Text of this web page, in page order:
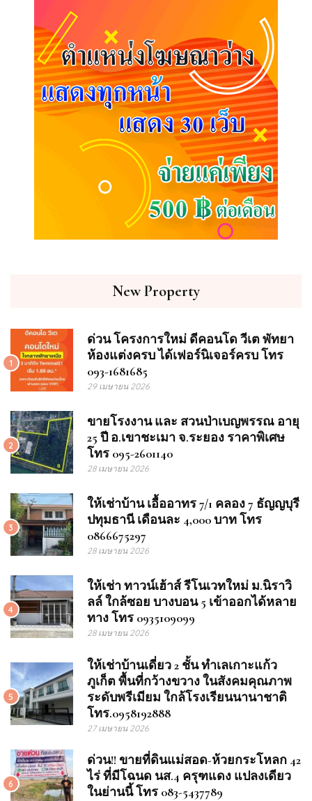
New Property
1
ด่วน โครงการใหม่ ดีคอนโด วีเต พัทยา
ห้องแต่งครบ ได้เฟอร์นิเจอร์ครบ โทร
093-1681685
29 เมษายน 2026
2
ขายโรงงาน และ สวนป่าเบญพรรณ อายุ
25 ปี อ.เขาชะเมา จ.ระยอง ราคาพิเศษ
โทร 095-2601140
28 เมษายน 2026
3
ให้เช่าบ้าน เอื้ออาทร 7/1 คลอง 7 ธัญญบุรี
ปทุมธานี เดือนละ 4,000 บาท โทร
0866675297
28 เมษายน 2026
4
ให้เช่า ทาวน์เฮ้าส์ รีโนเวทใหม่ ม.นิราวิ
ลล์ ใกล้ซอย บางบอน 5 เข้าออกได้หลาย
ทาง โทร 0935109099
28 เมษายน 2026
5
ให้เช่าบ้านเดี่ยว 2 ชั้น ทำเลเกาะแก้ว
ภูเก็ต พื้นที่กว้างขวาง ในสังคมคุณภาพ
ระดับพรีเมียม ใกล้โรงเรียนนานาชาติ
โทร.0958192888
27 เมษายน 2026
6
ด่วน!! ขายที่ดินแม่สอด-ห้วยกระโหลก 42
ไร่ ที่มีโฉนด นส.4 ครุฑแดง แปลงเดียว
ในย่านนี้ โทร 083-5437789